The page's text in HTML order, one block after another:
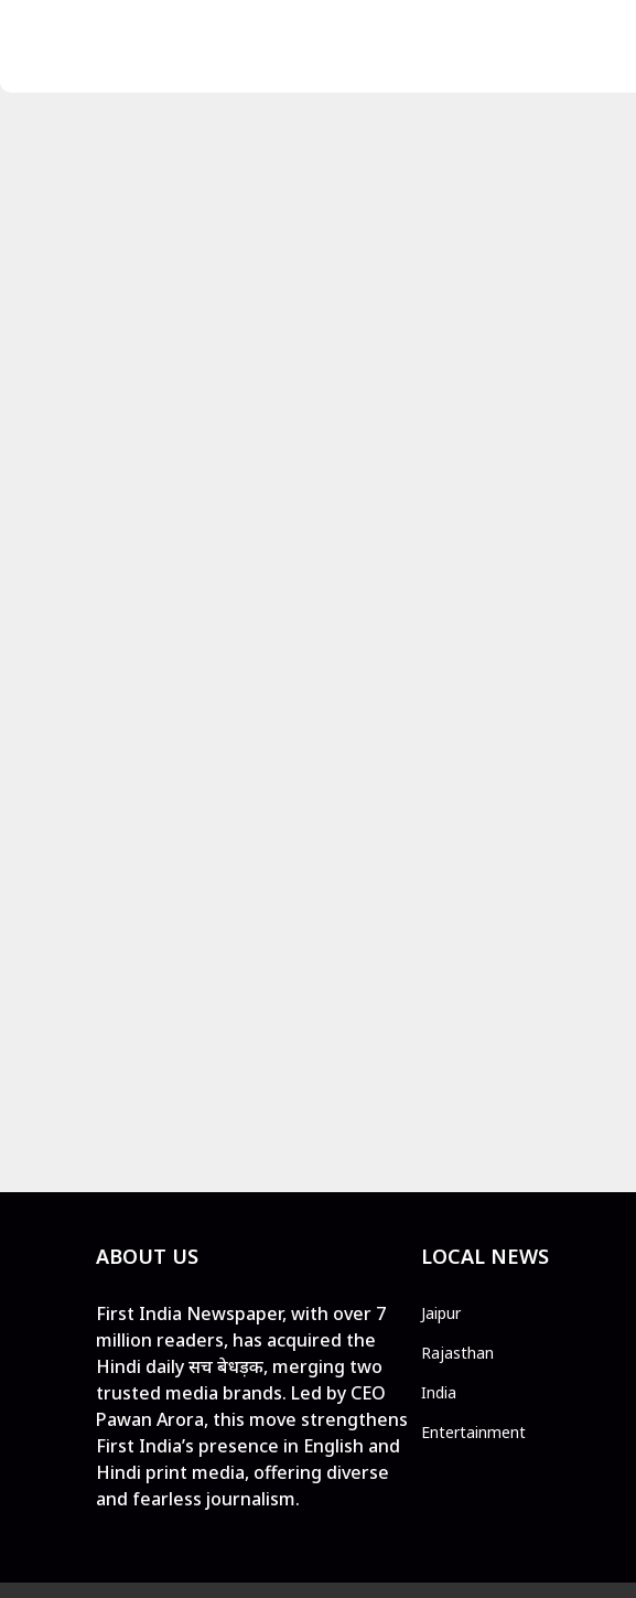
ABOUT US
First India Newspaper, with over 7
million readers, has acquired the
Hindi daily सच बेधड़क, merging two
trusted media brands. Led by CEO
Pawan Arora, this move strengthens
First India’s presence in English and
Hindi print media, offering diverse
and fearless journalism.
LOCAL NEWS
Jaipur
Rajasthan
India
Entertainment